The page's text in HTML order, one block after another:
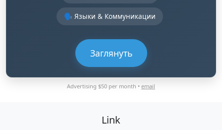
🗣️ Языки & Коммуникации
Заглянуть
Advertising $50 per month • email
Link